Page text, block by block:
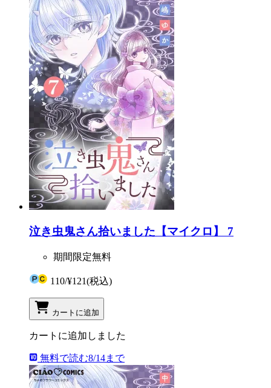
泣き虫鬼さん拾いました【マイクロ】 7
期間限定無料
110/¥121(税込)
カートに追加
カートに追加しました
無料で読む8/14まで